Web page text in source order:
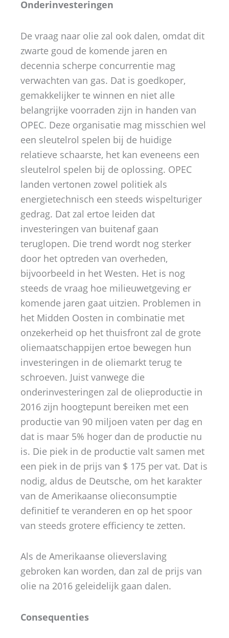
Onderinvesteringen
De vraag naar olie zal ook dalen, omdat dit
zwarte goud de komende jaren en
decennia scherpe concurrentie mag
verwachten van gas. Dat is goedkoper,
gemakkelijker te winnen en niet alle
belangrijke voorraden zijn in handen van
OPEC. Deze organisatie mag misschien wel
een sleutelrol spelen bij de huidige
relatieve schaarste, het kan eveneens een
sleutelrol spelen bij de oplossing. OPEC
landen vertonen zowel politiek als
energietechnisch een steeds wispelturiger
gedrag. Dat zal ertoe leiden dat
investeringen van buitenaf gaan
teruglopen. Die trend wordt nog sterker
door het optreden van overheden,
bijvoorbeeld in het Westen. Het is nog
steeds de vraag hoe milieuwetgeving er
komende jaren gaat uitzien. Problemen in
het Midden Oosten in combinatie met
onzekerheid op het thuisfront zal de grote
oliemaatschappijen ertoe bewegen hun
investeringen in de oliemarkt terug te
schroeven. Juist vanwege die
onderinvesteringen zal de olieproductie in
2016 zijn hoogtepunt bereiken met een
productie van 90 miljoen vaten per dag en
dat is maar 5% hoger dan de productie nu
is. Die piek in de productie valt samen met
een piek in de prijs van $ 175 per vat. Dat is
nodig, aldus de Deutsche, om het karakter
van de Amerikaanse olieconsumptie
definitief te veranderen en op het spoor
van steeds grotere efficiency te zetten.
Als de Amerikaanse olieverslaving
gebroken kan worden, dan zal de prijs van
olie na 2016 geleidelijk gaan dalen.
Consequenties